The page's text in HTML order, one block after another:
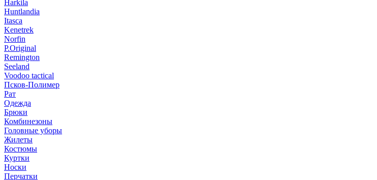
Harkila
Huntlandia
Itasca
Kenetrek
Norfin
P.Original
Remington
Seeland
Voodoo tactical
Псков-Полимер
Рат
Одежда
Брюки
Комбинезоны
Головные уборы
Жилеты
Костюмы
Куртки
Носки
Перчатки